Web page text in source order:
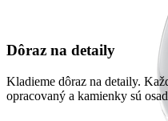
Dôraz na detaily
Kladieme dôraz na detaily.
opracovaný a kamienky sú